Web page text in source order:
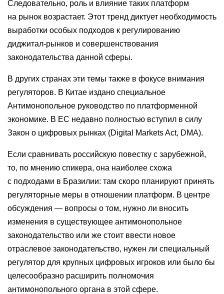
Cледовательно, роль и влияние таких платформ
на рынок возрастает. Этот тренд диктует необходимость
выработки особых подходов к регулированию
диджитал-рынков и совершенствования
законодательства данной сферы.
В других странах эти темы также в фокусе внимания
регуляторов. В Китае издано специальное
Антимонопольное руководство по платформенной
экономике. В ЕС недавно полностью вступил в силу
Закон о цифровых рынках (Digital Markets Act, DMA).
Если сравнивать российскую повестку с зарубежной,
то, по мнению спикера, она наиболее схожа
с подходами в Бразилии: там скоро планируют принять
регуляторные меры в отношении платформ. В центре
обсуждения — вопросы о том, нужно ли вносить
изменения в существующее антимонопольное
законодательство или же стоит ввести новое
отраслевое законодательство, нужен ли специальный
регулятор для крупных цифровых игроков или было бы
целесообразно расширить полномочия
антимонопольного органа в этой сфере.